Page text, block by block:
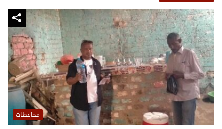
محافظات